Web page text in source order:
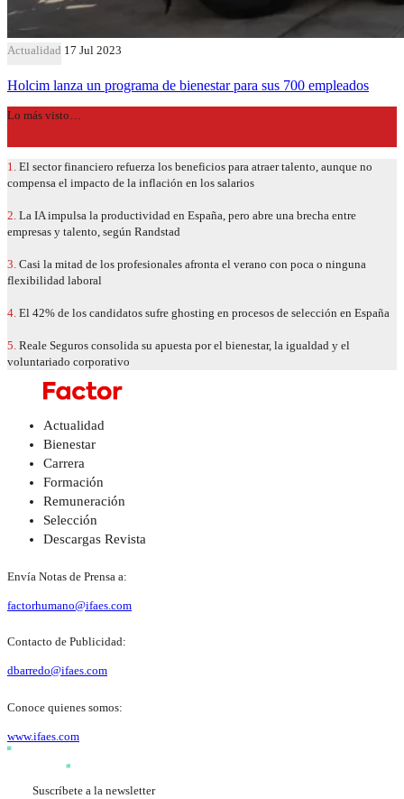
Actualidad 17 Jul 2023
Holcim lanza un programa de bienestar para sus 700 empleados
Lo más visto…
1. El sector financiero refuerza los beneficios para atraer talento, aunque no
compensa el impacto de la inflación en los salarios
2. La IA impulsa la productividad en España, pero abre una brecha entre
empresas y talento, según Randstad
3. Casi la mitad de los profesionales afronta el verano con poca o ninguna
flexibilidad laboral
4. El 42% de los candidatos sufre ghosting en procesos de selección en España
5. Reale Seguros consolida su apuesta por el bienestar, la igualdad y el
voluntariado corporativo
Actualidad
Bienestar
Carrera
Formación
Remuneración
Selección
Descargas Revista
Envía Notas de Prensa a:
factorhumano@ifaes.com
Contacto de Publicidad:
dbarredo@ifaes.com
Conoce quienes somos:
www.ifaes.com
Suscríbete a la newsletter